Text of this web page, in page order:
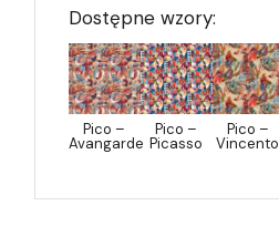
Dostępne wzory:
Pico –
Avangarde
Pico –
Picasso
Pico –
Vincento